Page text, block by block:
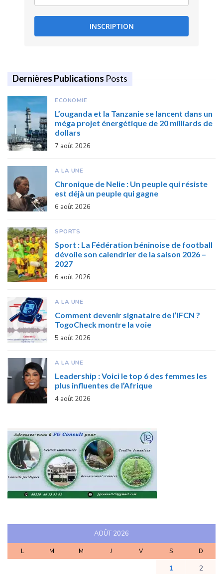
INSCRIPTION
Dernières Publications Posts
ECONOMIE
L’ouganda et la Tanzanie se lancent dans un
méga projet énergétique de 20 milliards de
dollars
7 août 2026
A LA UNE
Chronique de Nelie : Un peuple qui résiste
est déjà un peuple qui gagne
6 août 2026
SPORTS
Sport : La Fédération béninoise de football
dévoile son calendrier de la saison 2026 –
2027
6 août 2026
A LA UNE
Comment devenir signataire de l’IFCN ?
TogoCheck montre la voie
5 août 2026
A LA UNE
Leadership : Voici le top 6 des femmes les
plus influentes de l’Afrique
4 août 2026
AOÛT 2026
L M M J V S D
1
2